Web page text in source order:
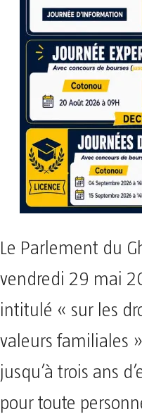
Le Parlement du
vendredi 29 mai
intitulé « sur les
valeurs familiales
jusqu’à trois ans
pour toute